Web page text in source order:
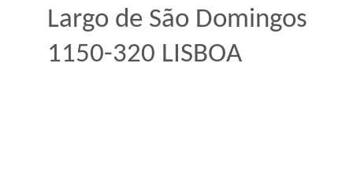
Largo de São Domingos
1150-320 LISBOA